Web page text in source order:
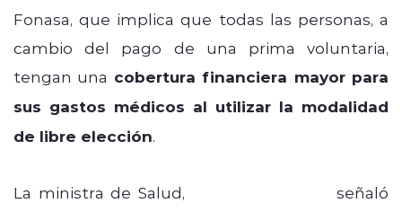
Fonasa, que implica que todas las personas, a
cambio del pago de una prima voluntaria,
tengan una cobertura financiera mayor para
sus gastos médicos al utilizar la modalidad
de libre elección.
La ministra de Salud,
señaló